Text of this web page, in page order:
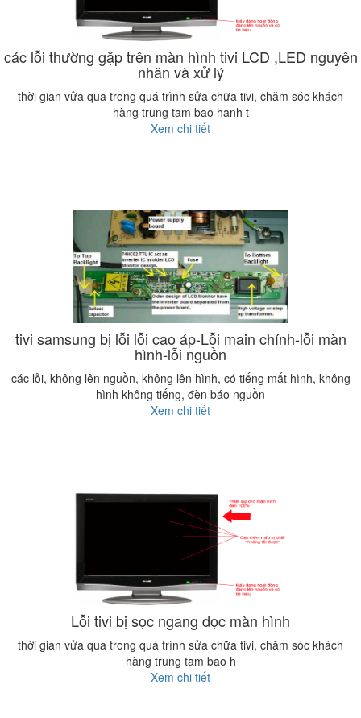
các lỗi thường gặp trên màn hình tivi LCD ,LED nguyên
nhân và xử lý
thời gian vửa qua trong quá trình sửa chữa tivi, chăm sóc khách
hàng trung tam bao hanh t
Xem chi tiết
tivi samsung bị lỗi lỗi cao áp-Lỗi main chính-lỗi màn
hình-lỗi nguồn
các lỗi, không lên nguồn, không lên hình, có tiếng mất hình, không
hình không tiếng, đèn báo nguồn
Xem chi tiết
Lỗi tivi bị sọc ngang dọc màn hình
thời gian vửa qua trong quá trình sửa chữa tivi, chăm sóc khách
hàng trung tam bao h
Xem chi tiết